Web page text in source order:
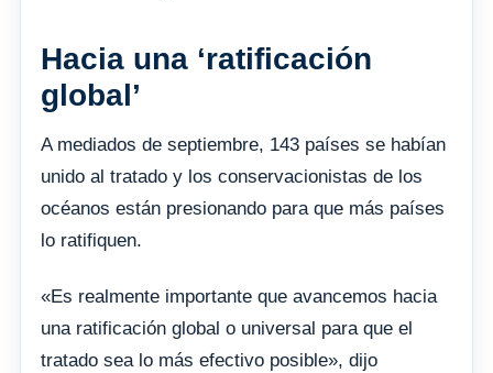
Hacia una ‘ratificación
global’
A mediados de septiembre, 143 países se habían
unido al tratado y los conservacionistas de los
océanos están presionando para que más países
lo ratifiquen.
«Es realmente importante que avancemos hacia
una ratificación global o universal para que el
tratado sea lo más efectivo posible», dijo